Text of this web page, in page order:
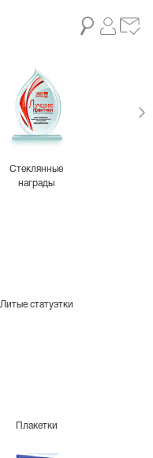
Стеклянные
награды
Литые статуэтки
Плакетки